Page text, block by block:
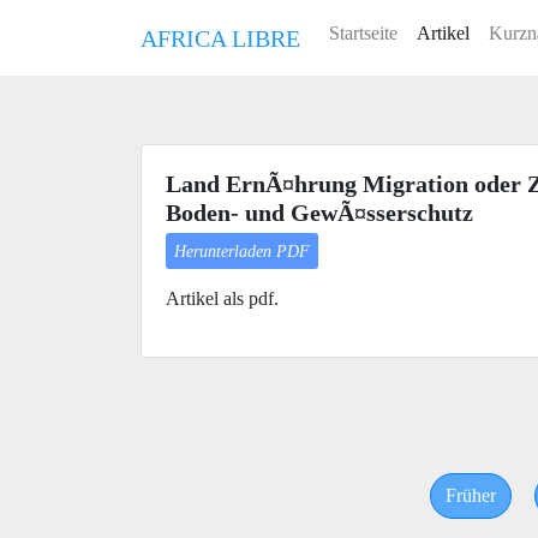
AFRICA LIBRE Startseite Artikel
Land ErnÃ¤hrung Migration oder
Boden- und GewÃ¤sserschutz
Herunterladen PDF
Artikel als pdf.
Früher